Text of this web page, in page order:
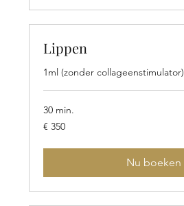
Lippen
1ml (zonder collageenstimulator)
30 min.
350
euro
€ 350
Nu boeken